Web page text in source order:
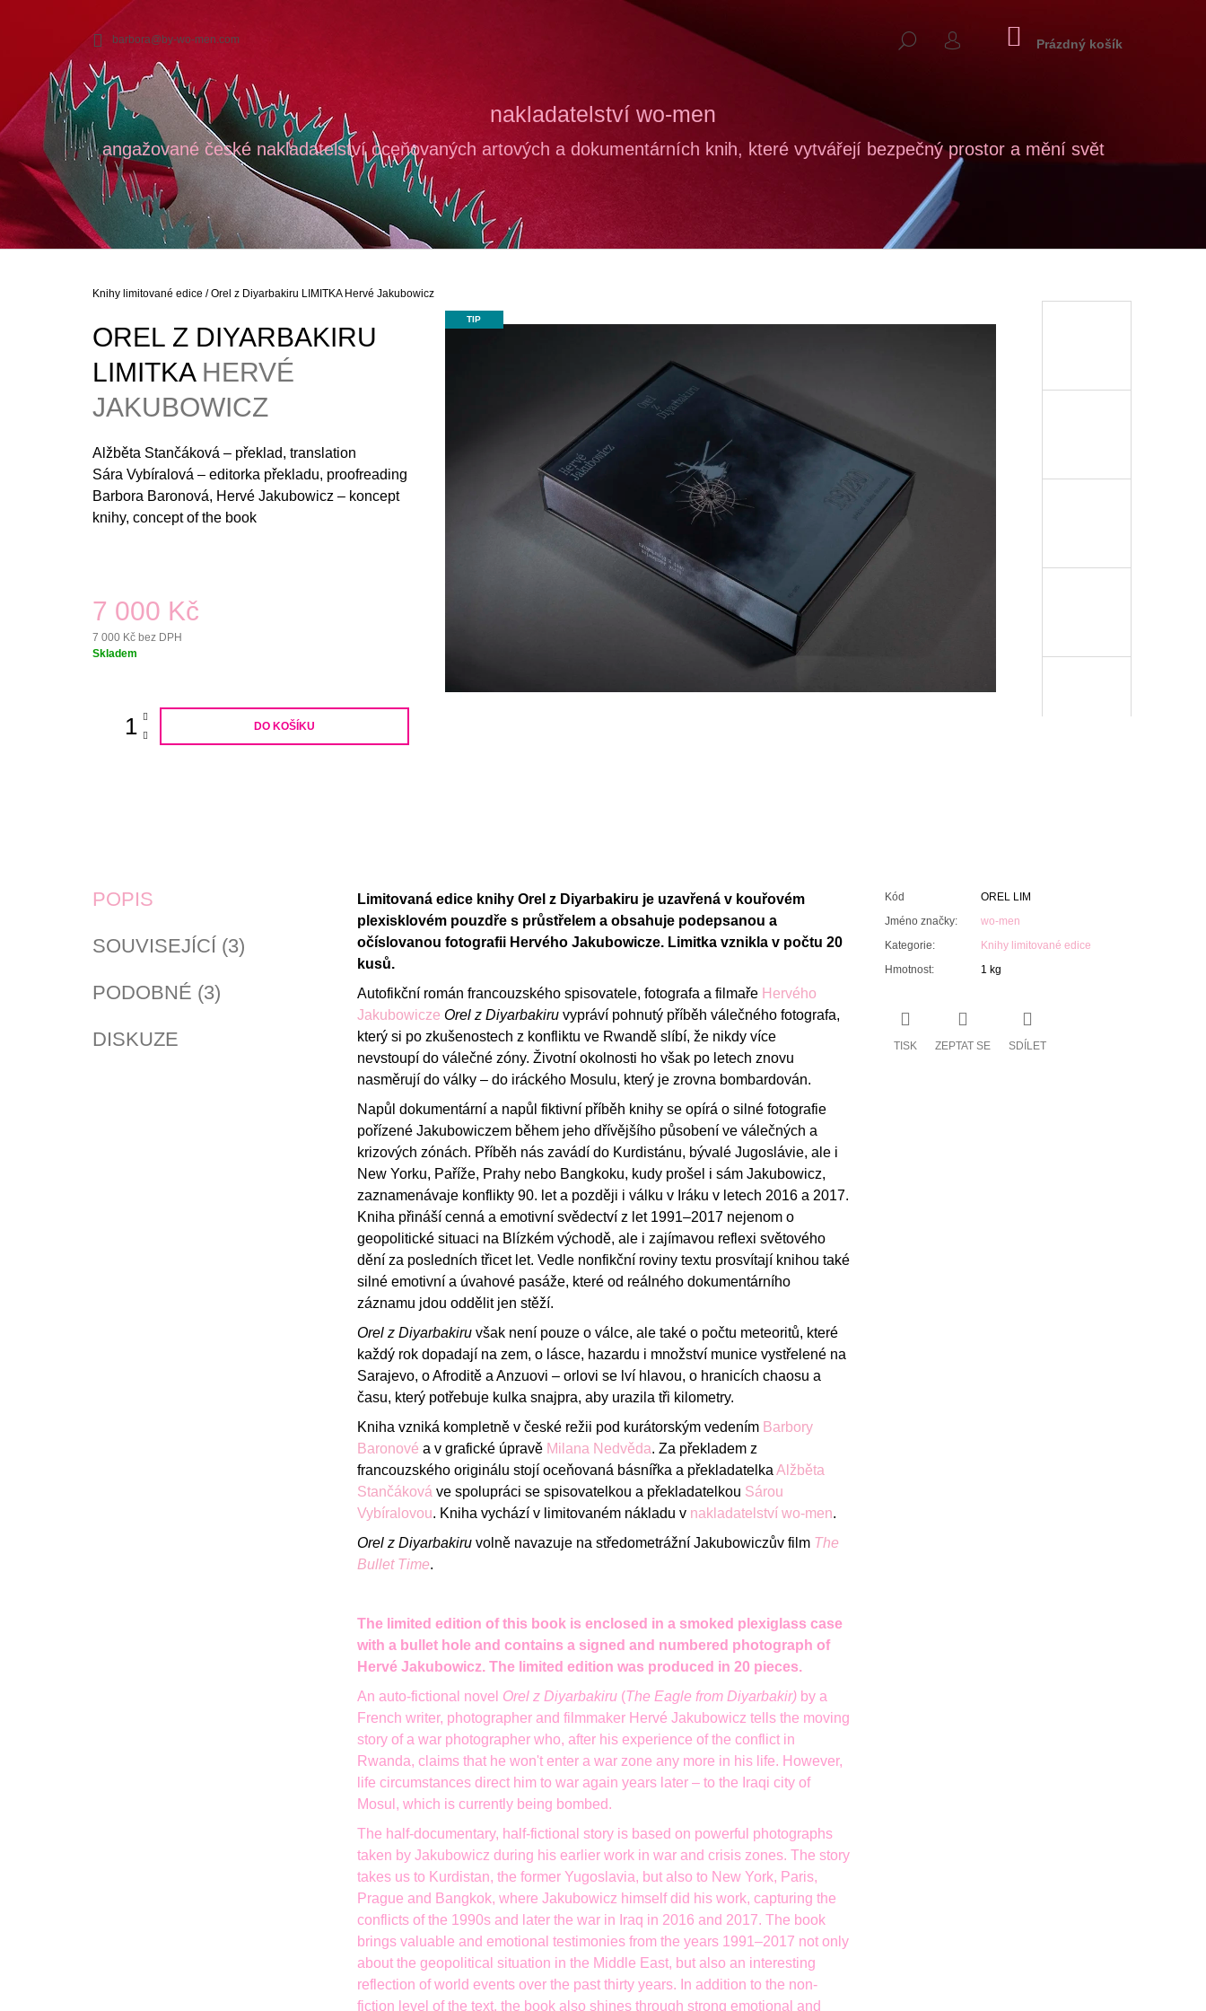
barbora@by-wo-men.com HLEDAT
PŘIHLÁŠENÍ
NÁKUPNÍ
KOŠÍK
Prázdný košík
nakladatelství wo-men
angažované české nakladatelství oceňovaných artových a dokumentárních knih, které vytvářejí bezpečný prostor a mění svět
Domů
Knihy limitované edice / Orel z Diyarbakiru LIMITKA Hervé Jakubowicz
OREL Z DIYARBAKIRU
LIMITKA HERVÉ
JAKUBOWICZ
TIP
Alžběta Stančáková – překlad, translation
Sára Vybíralová – editorka překladu, proofreading
Barbora Baronová, Hervé Jakubowicz – koncept
knihy, concept of the book
7 000 Kč
7 000 Kč bez DPH
Měrná
Skladem
DO KOŠÍKU
POPIS
SOUVISEJÍCÍ (3)
PODOBNÉ (3)
DISKUZE
Limitovaná edice knihy Orel z Diyarbakiru je uzavřená v kouřovém
plexisklovém pouzdře s průstřelem a obsahuje podepsanou a
očíslovanou fotografii Hervého Jakubowicze. Limitka vznikla v počtu 20
kusů.
Autofikční román francouzského spisovatele, fotografa a filmaře Hervého
Jakubowicze Orel z Diyarbakiru vypráví pohnutý příběh válečného fotografa,
který si po zkušenostech z konfliktu ve Rwandě slíbí, že nikdy více
nevstoupí do válečné zóny. Životní okolnosti ho však po letech znovu
nasměrují do války ­­– do iráckého Mosulu, který je zrovna bombardován.
Napůl dokumentární a napůl fiktivní příběh knihy se opírá o silné fotografie
pořízené Jakubowiczem během jeho dřívějšího působení ve válečných a
krizových zónách. Příběh nás zavádí do Kurdistánu, bývalé Jugoslávie, ale i
New Yorku, Paříže, Prahy nebo Bangkoku, kudy prošel i sám Jakubowicz,
zaznamenávaje konflikty 90. let a později i válku v Iráku v letech 2016 a 2017.
Kniha přináší cenná a emotivní svědectví z let 1991–2017 nejenom o
geopolitické situaci na Blízkém východě, ale i zajímavou reflexi světového
dění za posledních třicet let. Vedle nonfikční roviny textu prosvítají knihou také
silné emotivní a úvahové pasáže, které od reálného dokumentárního
záznamu jdou oddělit jen stěží.
Orel z Diyarbakiruvšak není pouze o válce, ale také o počtu meteoritů, které
každý rok dopadají na zem, o lásce, hazardu i množství munice vystřelené na
Sarajevo, o Afroditě a Anzuovi – orlovi se lví hlavou, o hranicích chaosu a
času, který potřebuje kulka snajpra, aby urazila tři kilometry.
Kniha vzniká kompletně v české režii pod kurátorským vedením Barbory
Baronové a v grafické úpravě Milana Nedvěda. Za překladem z
francouzského originálu stojí oceňovaná básnířka a překladatelka Alžběta
Stančáková ve spolupráci se spisovatelkou a překladatelkou Sárou
Vybíralovou. Kniha vychází v limitovaném nákladu v nakladatelství wo-men.
Orel z Diyarbakiruvolně navazuje na středometrážní Jakubowiczův film The
Bullet Time.
The limited edition of this book is enclosed in a smoked plexiglass case
with a bullet hole and contains a signed and numbered photograph of
Hervé Jakubowicz. The limited edition was produced in 20 pieces.
An auto-fictional novel Orel z Diyarbakiru(The Eagle from Diyarbakir) by a
French writer, photographer and filmmaker Hervé Jakubowicz tells the moving
story of a war photographer who, after his experience of the conflict in
Rwanda, claims that he won't enter a war zone any more in his life. However,
life circumstances direct him to war again years later ­­– to the Iraqi city of
Mosul, which is currently being bombed.
The half-documentary, half-fictional story is based on powerful photographs
taken by Jakubowicz during his earlier work in war and crisis zones. The story
takes us to Kurdistan, the former Yugoslavia, but also to New York, Paris,
Prague and Bangkok, where Jakubowicz himself did his work, capturing the
conflicts of the 1990s and later the war in Iraq in 2016 and 2017. The book
brings valuable and emotional testimonies from the years 1991–2017 not only
about the geopolitical situation in the Middle East, but also an interesting
reflection of world events over the past thirty years. In addition to the non-
fiction level of the text, the book also shines through strong emotional and
Kód
OREL LIM
Jméno značky:
wo-men
Kategorie:
Knihy limitované edice
Hmotnost: 1 kg
TISK ZEPTAT SE SDÍLET
ZPĚT
OBCHODU
ZPĚT
OBCHODU
DOPORUČUJEME
BARONOVÁ, DITA PEPE
ŠÁRKA
HOMFRAY, MICHAELA KARÁSEK
INTIMITA